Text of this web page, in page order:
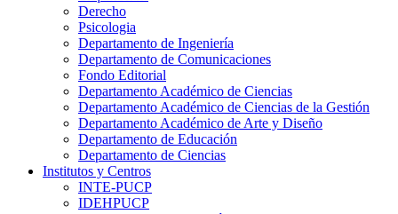
Derecho
Psicologia
Departamento de Ingeniería
Departamento de Comunicaciones
Fondo Editorial
Departamento Académico de Ciencias
Departamento Académico de Ciencias de la Gestión
Departamento Académico de Arte y Diseño
Departamento de Educación
Departamento de Ciencias
Institutos y Centros
INTE-PUCP
IDEHPUCP